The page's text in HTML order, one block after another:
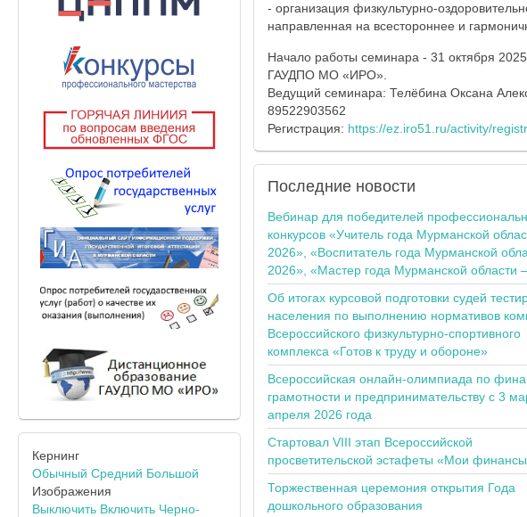
- организация физкультурно-
направленная на всестороннее и
Начало работы семинара - 31 октября
ГАУДПО МО «ИРО».
Ведущий семинара: Телёбина Оксана
89522903562
Регистрация: https://ez.iro51.ru/activity/
Последниеновости
Вебинар для победителей
конкурсов «Учитель года Мурманской
2026», «Воспитатель года Мурманской
2026», «Мастер года Мурманской области
Об итогах курсовой подготовки судей
населения по выполнению нормативов
Всероссийского физкультурно-спортивного
комплекса «Готов к труду и обороне»
Всероссийская онлайн-олимпиада по
грамотности и предпринимательству с 3
апреля 2026 года
Стартовал VIII этап Всероссийской
просветительской эстафеты «Мои
Торжественная церемония открытия Года
дошкольного образования
Кернинг
Обычный Средний Большой
Изображения
Выключить Включить Черно-